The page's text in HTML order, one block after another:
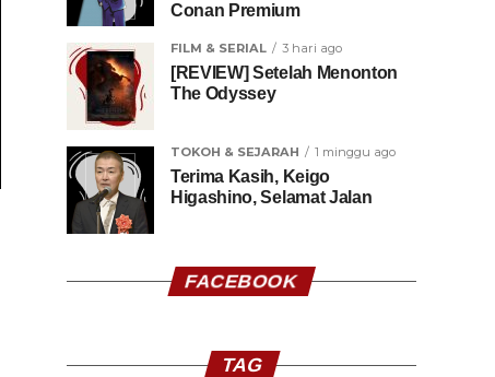
Conan Premium
FILM & SERIAL 3 hari ago
[REVIEW] Setelah Menonton
The Odyssey
TOKOH & SEJARAH 1 minggu ago
Terima Kasih, Keigo
Higashino, Selamat Jalan
FACEBOOK
TAG